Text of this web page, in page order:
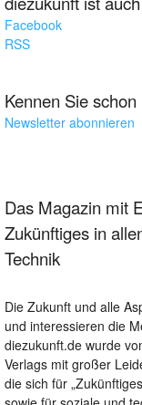
Facebook
RSS
Kennen Sie
Newsletter abonnieren
Das Magazin mit
Zukünftiges in
Technik
Die Zukunft und alle
und interessieren die
diezukunft.de wurde
Verlags mit großer
die sich für